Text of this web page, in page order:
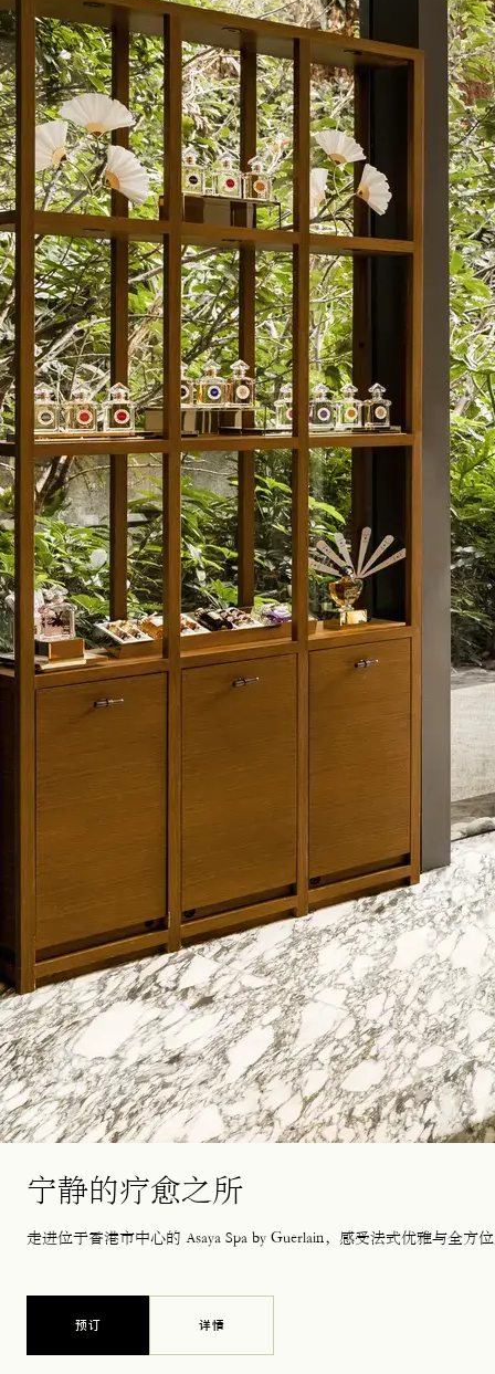
宁静的疗愈之所
走进位于香港市中心的 Asaya Spa by Guerlain，感受法式优雅与全方
预订 详情